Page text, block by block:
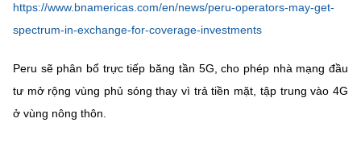
https://www.bnamericas.com/en/news/peru-operators-may-get-
spectrum-in-exchange-for-coverage-investments
Peru sẽ phân bổ trực tiếp băng tần 5G, cho phép nhà mạng đầu
tư mở rộng vùng phủ sóng thay vì trả tiền mặt, tập trung vào 4G
ở vùng nông thôn.